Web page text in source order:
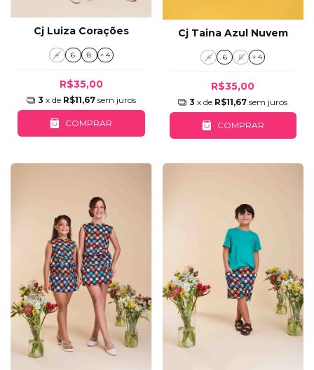
Cj Luiza Corações
4 6 8 + 4
R$35,00
3 x de R$11,67 sem juros
COMPRAR
Cj Taina Azul Nuvem
4 6 8 + 4
R$35,00
3 x de R$11,67 sem juros
COMPRAR